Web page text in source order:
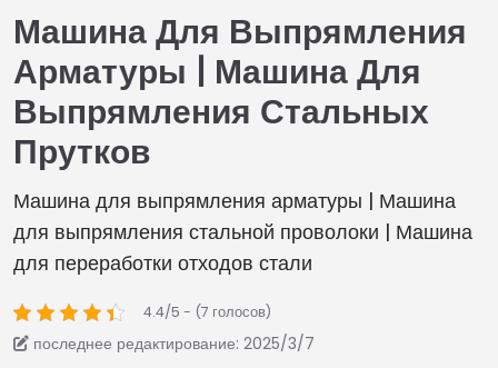
Машина Для Выпрямления
Арматуры | Машина Для
Выпрямления Стальных
Прутков
Машина для выпрямления арматуры | Машина
для выпрямления стальной проволоки | Машина
для переработки отходов стали
4.4/5 - (7 голосов)
последнее редактирование: 2025/3/7